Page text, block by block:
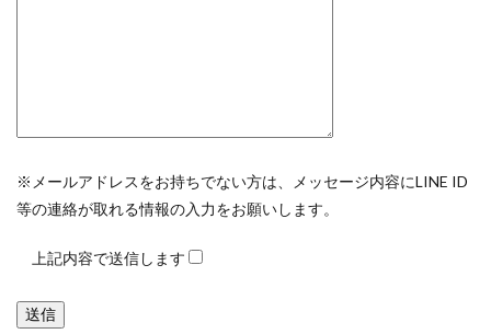
※メールアドレスをお持ちでない方は、メッセージ内容にLINE ID
等の連絡が取れる情報の入力をお願いします。
上記内容で送信します